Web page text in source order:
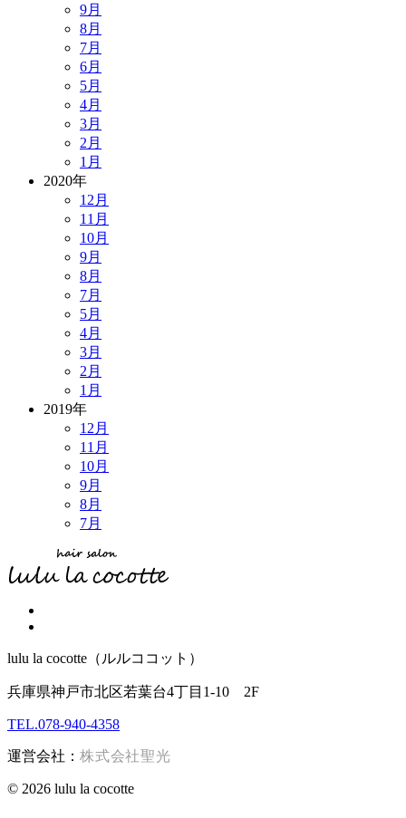
9月
8月
7月
6月
5月
4月
3月
2月
1月
2020年
12月
11月
10月
9月
8月
7月
5月
4月
3月
2月
1月
2019年
12月
11月
10月
9月
8月
7月
lulu la cocotte（ルルココット）
兵庫県神戸市北区若葉台4丁目1-10 2F
TEL.078-940-4358
運営会社： 株式会社聖光
© 2026 lulu la cocotte